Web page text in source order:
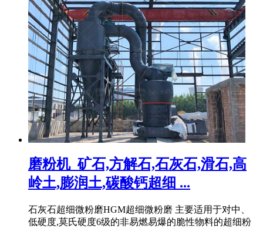
磨粉机_矿石,方解石,石灰石,滑石,高
岭土,膨润土,碳酸钙超细 ...
石灰石超细微粉磨HGM超细微粉磨 主要适用于对中、
低硬度,莫氏硬度6级的非易燃易爆的脆性物料的超细粉